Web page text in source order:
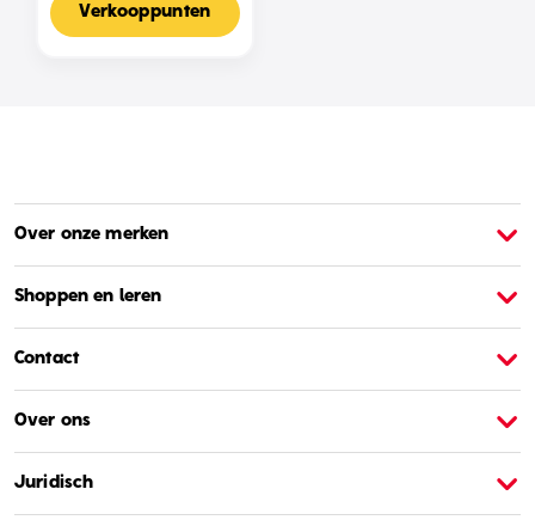
Nederlandse Editie
Verkooppunten
Over onze merken
Shoppen en leren
Contact
Over ons
Juridisch